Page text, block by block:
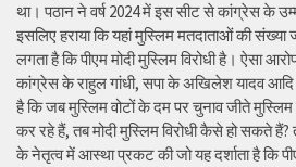
था। पठान ने वर्ष 2024 में इस सीट से कांग्रेस के
इसलिए हराया कि यहां मुस्लिम मतदाताओं की
लगता है कि पीएम मोदी मुस्लिम विरोधी है। ऐसा
कांग्रेस के राहुल गांधी, सपा के अखिलेश यादव
है कि जब मुस्लिम वोटों के दम पर चुनाव जीते मुस्लिम
कर रहे हैं, तब मोदी मुस्लिम विरोधी कैसे हो सकते हैं?
के नेतृत्व में आस्था प्रकट की जो यह दर्शाता है कि